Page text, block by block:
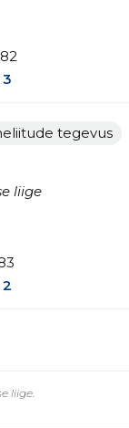
3
tegevus
liige
2
liige.